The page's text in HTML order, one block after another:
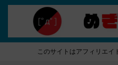
このサイトはアフィリエイ